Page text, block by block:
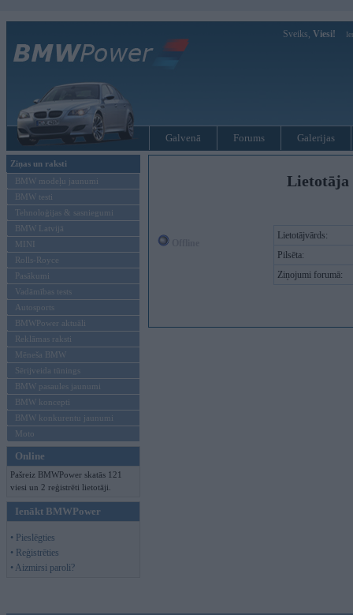
Sveiks, Viesi!
Galvenā Forums Galerijas
Ziņas un raksti
BMW modeļu jaunumi
BMW testi
Tehnoloģijas & sasniegumi
BMW Latvijā
MINI
Rolls-Royce
Pasākumi
Vadāmības tests
Autosports
BMWPower aktuāli
Reklāmas raksti
Mēneša BMW
Sērijveida tūnings
BMW pasaules jaunumi
BMW koncepti
BMW konkurentu jaunumi
Moto
Online
Pašreiz BMWPower skatās 121
viesi un 2 reģistrēti lietotāji.
Ienākt BMWPower
• Pieslēgties
• Reģistrēties
• Aizmirsi paroli?
Lietotājvārds:
Pilsēta:
Ziņojumi forumā: